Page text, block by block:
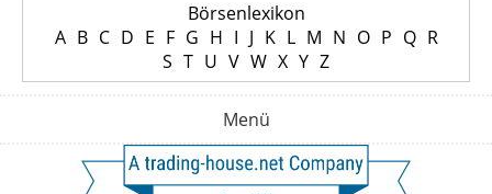
Börsenlexikon
A B C D E F G H I J K L M N O P Q R
S T U V W X Y Z
Menü